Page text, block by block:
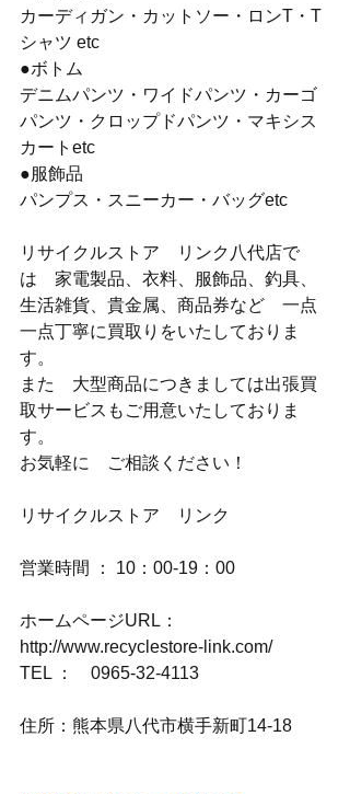
カーディガン・カットソー・ロンT・T
シャツ etc
●ボトム
デニムパンツ・ワイドパンツ・カーゴ
パンツ・クロップドパンツ・マキシス
カートetc
●服飾品
パンプス・スニーカー・バッグetc
リサイクルストア　リンク八代店で
は　家電製品、衣料、服飾品、釣具、
生活雑貨、貴金属、商品券など　一点
一点丁寧に買取りをいたしておりま
す。
また　大型商品につきましては出張買
取サービスもご用意いたしておりま
す。
お気軽に　ご相談ください！
リサイクルストア　リンク
営業時間 ： 10：00-19：00
ホームページURL：
http://www.recyclestore-link.com/
TEL ：　0965-32-4113
住所：熊本県八代市横手新町14-18